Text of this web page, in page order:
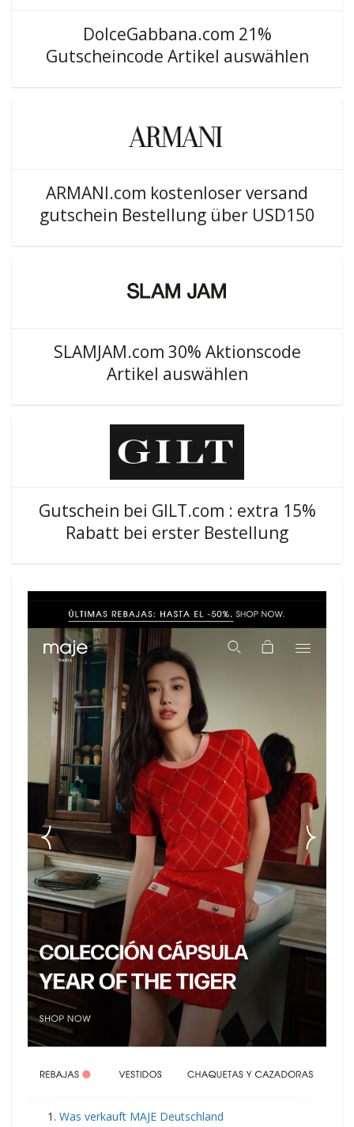
DolceGabbana.com 21%
Gutscheincode Artikel auswählen
ARMANI.com kostenloser versand
gutschein Bestellung über USD150
SLAMJAM.com 30% Aktionscode
Artikel auswählen
Gutschein bei GILT.com : extra 15%
Rabatt bei erster Bestellung
​Was verkauft MAJE Deutschland